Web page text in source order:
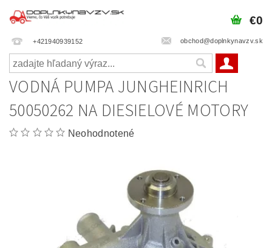
+421940939152 obchod@doplnkynavzv.sk
€0
VODNÁ PUMPA JUNGHEINRICH
50050262 NA DIESIELOVÉ MOTORY
Neohodnotené